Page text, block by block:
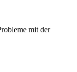
mit der